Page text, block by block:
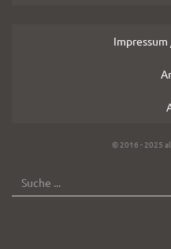
© 2016 - 2025
SUCHE